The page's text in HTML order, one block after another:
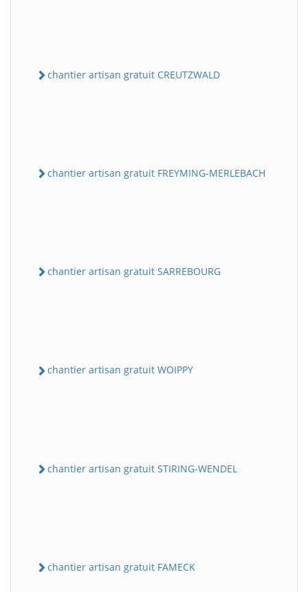
chantier artisan gratuit CREUTZWALD
chantier artisan gratuit FREYMING-MERLEBACH
chantier artisan gratuit SARREBOURG
chantier artisan gratuit WOIPPY
chantier artisan gratuit STIRING-WENDEL
chantier artisan gratuit FAMECK